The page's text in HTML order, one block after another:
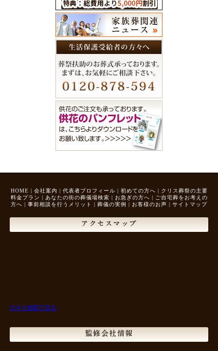
HOME | 会社案内 | 代表者プロフィール | 初めての方へ | クリス葬祭の主要
料金プラン | あなたの街の葬儀場検索 | お急ぎの方へ | ご自宅葬をお考えの
方へ | 事前相談を行うメリット | 葬儀の実例 | お客様のお声 | サイトマップ
アクセスマップ
大きな地図で見る
監修会社情報